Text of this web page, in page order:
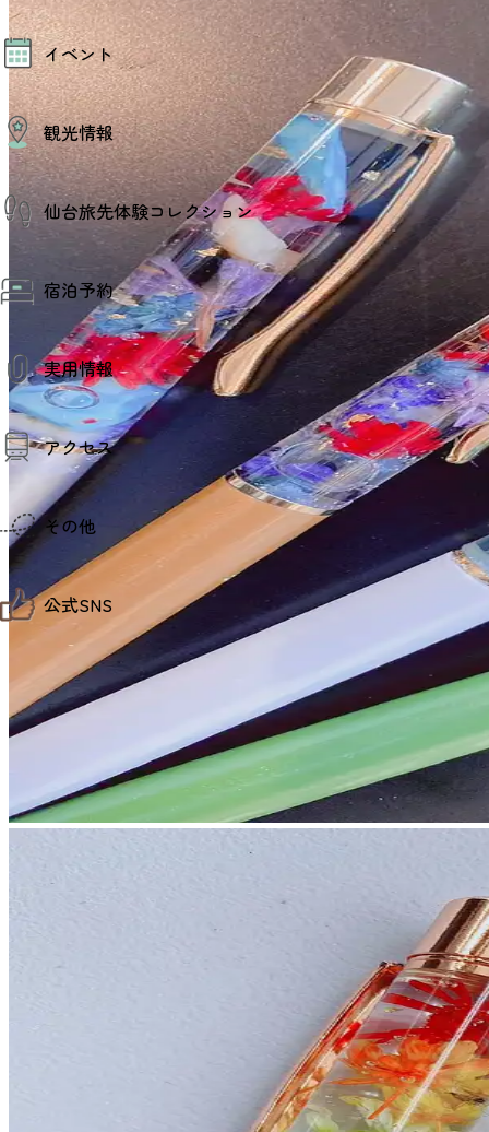
モデルコース
AIおまかせコース
オリジナルプラン
みんなの旅行記
イベント
イベント情報
その他イベント情報（音楽・展示会）
スポーツ情報
コンベンション情報
観光情報
観光スポット
温泉
美味いもの
季節のイベント
プロスポーツチーム・プロオーケストラ
仙台の銘品
仙台夜時間
宿泊施設
仙台観光マップ
仙台旅先体験コレクション
仙台旅先体験コレクション
体験プログラム検索（予約）
体験事業者からのお知らせ
体験トピックス
体験事業者
宿泊予約
宿泊予約
実用情報
観光案内
お役立ち情報
観光アプリ
仙台観光マップ
アクセス
仙台までの経路検索
市内の交通情報
お得なチケット
その他
お知らせ
お問い合わせ
教育旅行
観光マップ
せんだい旅日和とは
サイト利用規約
プライバシーポリシー
仙臺写真館フォトギャラリー
公式SNS
せんだい旅日和 X
せんだい旅日和 Instagram
せんだい旅日和 Facebook
仙台旅先体験コレクション Facebook
仙台旅先体験コレクション Instagaram